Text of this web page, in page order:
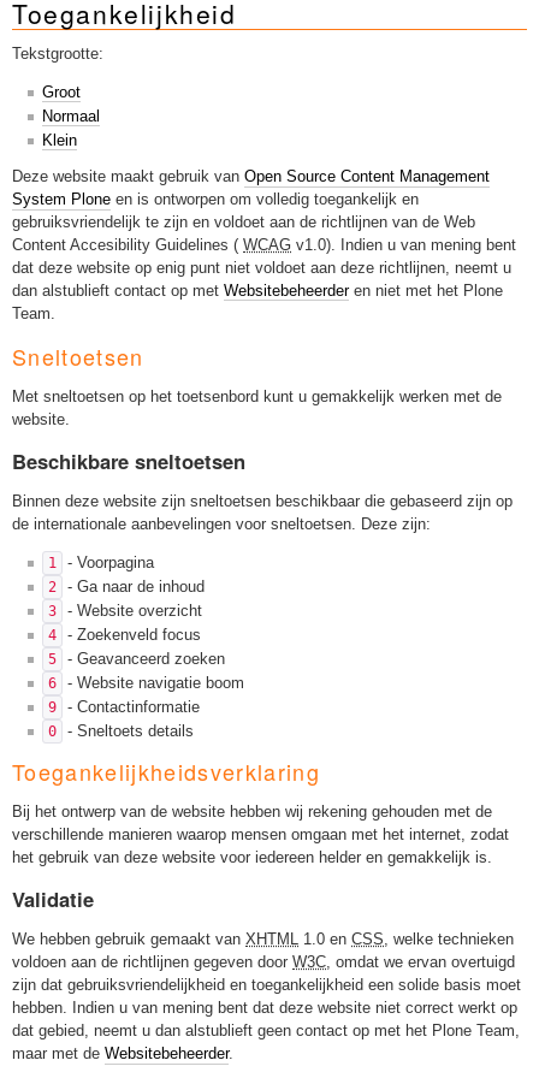
Sleutelwoorden
Stedenbouwkundige inlichtingen
Toegankelijkheid
Tekstgrootte:
Groot
Normaal
Klein
Deze website maakt gebruik van Open Source Content Management
System Plone en is ontworpen om volledig toegankelijk en
gebruiksvriendelijk te zijn en voldoet aan de richtlijnen van de Web
Content Accesibility Guidelines ( WCAG v1.0). Indien u van mening bent
dat deze website op enig punt niet voldoet aan deze richtlijnen, neemt u
dan alstublieft contact op met Websitebeheerderen niet met het Plone
Team.
Sneltoetsen
Met sneltoetsen op het toetsenbord kunt u gemakkelijk werken met de
website.
Beschikbare sneltoetsen
Binnen deze website zijn sneltoetsen beschikbaar die gebaseerd zijn op
de internationale aanbevelingen voor sneltoetsen. Deze zijn:
1 - Voorpagina
2 - Ga naar de inhoud
3 - Website overzicht
4 - Zoekenveld focus
5 - Geavanceerd zoeken
6 - Website navigatie boom
9 - Contactinformatie
0 - Sneltoets details
Toegankelijkheidsverklaring
Bij het ontwerp van de website hebben wij rekening gehouden met de
verschillende manieren waarop mensen omgaan met het internet, zodat
het gebruik van deze website voor iedereen helder en gemakkelijk is.
Validatie
We hebben gebruik gemaakt van XHTML 1.0 en CSS, welke technieken
voldoen aan de richtlijnen gegeven door W3C, omdat we ervan overtuigd
zijn dat gebruiksvriendelijkheid en toegankelijkheid een solide basis moet
hebben. Indien u van mening bent dat deze website niet correct werkt op
dat gebied, neemt u dan alstublieft geen contact op met het Plone Team,
maar met de Websitebeheerder.